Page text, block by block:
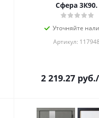
Сфера 3К90.
Уточняйте
Артикул: 117948
2 219.27руб.